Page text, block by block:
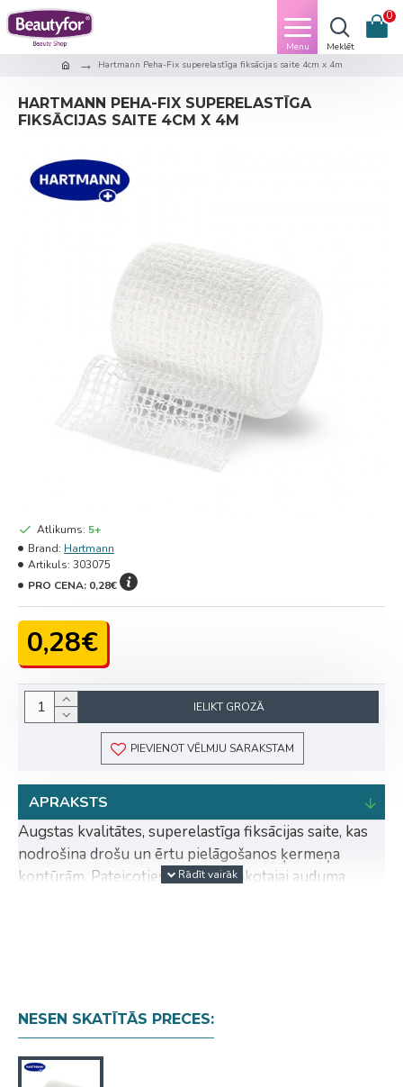
0
Hartmann Peha-Fix superelastīga fiksācijas saite 4cm x 4m
HARTMANN PEHA-FIX SUPERELASTĪGA
FIKSĀCIJAS SAITE 4CM X 4M
0,28€
Atlikums: 5+
Brand: Hartmann
Artikuls: 303075
PRO CENA: 0,28€
IELIKT GROZĀ
PIEVIENOT VĒLMJU SARAKSTAM
APRAKSTS
Augstas kvalitātes, superelastīga fiksācijas saite, kas
nodrošina drošu un ērtu pielāgošanos ķermeņa
kontūrām. Pateicoties īpašajai krokotajai auduma
Augsts dabīgo šķiedru saturs - patīkama ādai
Elastība līdz ~160% - lieliska pielāgošanās
Ātra un vienkārša uzklāšana bez locīšanas
NESEN SKATĪTĀS PRECES: